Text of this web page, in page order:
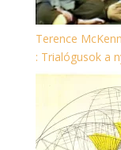
Terence
: Trialógusok a